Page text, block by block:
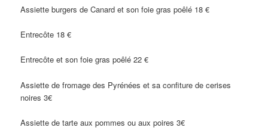
Assiette burgers de Canard et son foie gras poêlé 18 €
Entrecôte 18 €
Entrecôte et son foie gras poêlé 22 €
Assiette de fromage des Pyrénées et sa confiture de cerises
noires 3€
Assiette de tarte aux pommes ou aux poires 3€